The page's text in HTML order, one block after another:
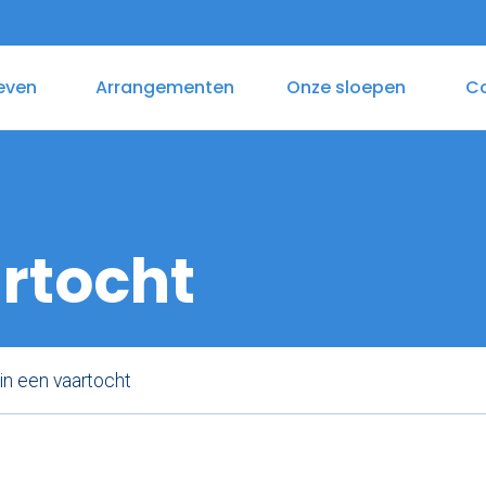
Zelf varen in elektrosloep
Arrangementen
Varen & Lunch Varen &
Onze sloepen
een vaartocht